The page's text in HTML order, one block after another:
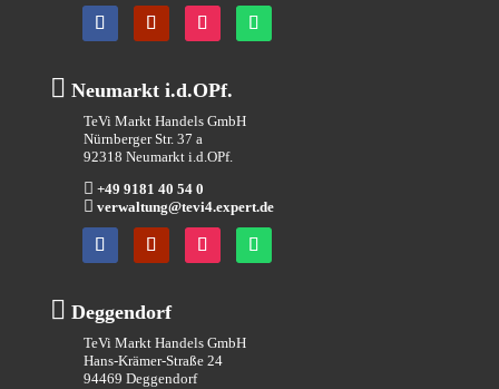
 Neumarkt i.d.OPf.
TeVi Markt Handels GmbH
Nürnberger Str. 37 a
92318 Neumarkt i.d.OPf.
 +49 9181 40 54 0
 verwaltung@tevi4.expert.de
 Deggendorf
TeVi Markt Handels GmbH
Hans-Krämer-Straße 24
94469 Deggendorf